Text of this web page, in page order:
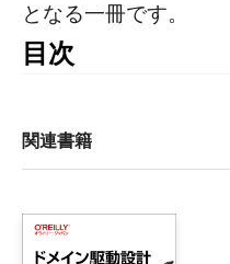
となる一冊です。
目次
1章　導入：ドメイン駆
1.1　事例：コンテナ
1.1.2　ターゲット
1.1.3　現状のア
関連書籍